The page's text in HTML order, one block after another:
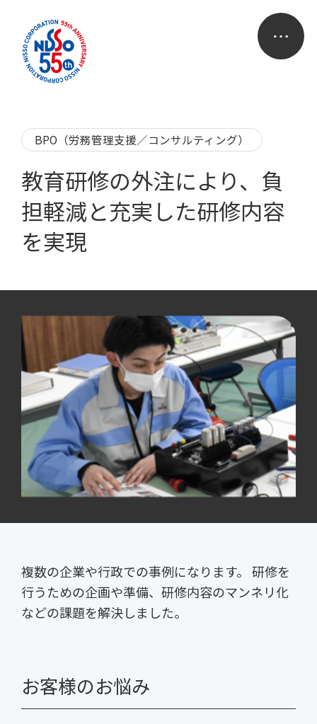
BPO（労務管理支援／コンサルティング）
教育研修の外注により、負
担軽減と充実した研修内容
を実現
複数の企業や行政での事例になります。 研修を
行うための企画や準備、研修内容のマンネリ化
などの課題を解決しました。
お客様のお悩み